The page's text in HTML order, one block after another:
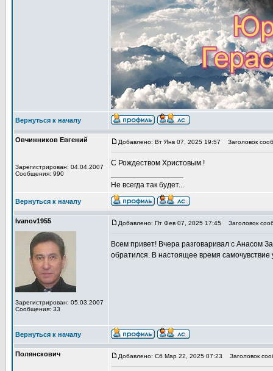
Вернуться к началу
Овчинников Евгений
Зарегистрирован: 04.04.2007
Сообщения: 990
Добавлено: Вт Янв 07, 2025 19:57 Заголовок
С Рождеством Христовым !
Не всегда так будет...
Вернуться к началу
Ivanov1955
Зарегистрирован: 05.03.2007
Сообщения: 33
Добавлено: Пт Фев 07, 2025 17:45 Заголовок
Всем привет! Вчера разговаривал с Анасом
обратился. В настоящее время самочувствие
Вернуться к началу
Полянскович Добавлено: Сб Мар 22, 2025 07:23 Заголовок